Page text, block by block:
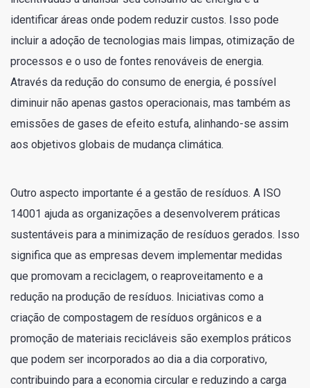
identificar áreas onde podem reduzir custos. Isso pode
incluir a adoção de tecnologias mais limpas, otimização de
processos e o uso de fontes renováveis de energia.
Através da redução do consumo de energia, é possível
diminuir não apenas gastos operacionais, mas também as
emissões de gases de efeito estufa, alinhando-se assim
aos objetivos globais de mudança climática.
Outro aspecto importante é a gestão de resíduos. A ISO
14001 ajuda as organizações a desenvolverem práticas
sustentáveis para a minimização de resíduos gerados. Isso
significa que as empresas devem implementar medidas
que promovam a reciclagem, o reaproveitamento e a
redução na produção de resíduos. Iniciativas como a
criação de compostagem de resíduos orgânicos e a
promoção de materiais recicláveis são exemplos práticos
que podem ser incorporados ao dia a dia corporativo,
contribuindo para a economia circular e reduzindo a carga